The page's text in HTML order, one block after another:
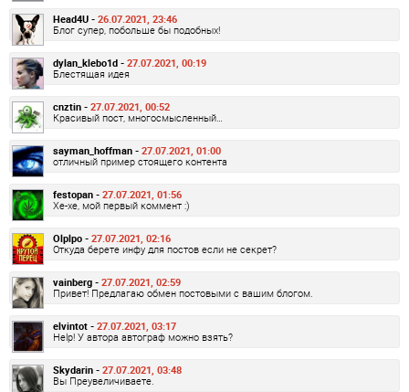
Head4U - 26.07.2021, 23:46
Блог супер, побольше бы подобных!
dylan_klebo1d - 27.07.2021, 00:19
Блестящая идея
cnztin - 27.07.2021, 00:52
Красивый пост, многосмысленный…
sayman_hoffman - 27.07.2021, 01:00
отличный пример стоящего контента
festopan - 27.07.2021, 01:56
Хе-хе, мой первый коммент :)
Olplpo - 27.07.2021, 02:16
Откуда берете инфу для постов если не секрет?
vainberg - 27.07.2021, 02:59
Привет! Предлагаю обмен постовыми с вашим блогом.
elvintot - 27.07.2021, 03:17
Help! У автора автограф можно взять?
Skydarin - 27.07.2021, 03:48
Вы Преувеличиваете.